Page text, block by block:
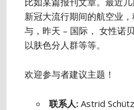
新冠大流行期间的航空业
与，昨天 – 国际， 女性诺
以肤色分人群等等。
欢迎参与者建议主题！
联系人: Astrid